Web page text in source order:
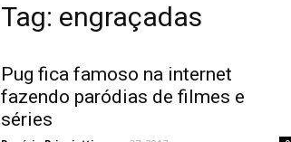
Tag: engraçadas
Pug fica famoso na internet
fazendo paródias de filmes e
séries